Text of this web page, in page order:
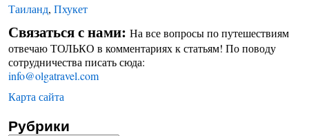
Таиланд, Пхукет
Связаться с нами: На все вопросы по путешествиям
отвечаю ТОЛЬКО в комментариях к статьям! По поводу
сотрудничества писать сюда:
info@olgatravel.com
Карта сайта
Рубрики